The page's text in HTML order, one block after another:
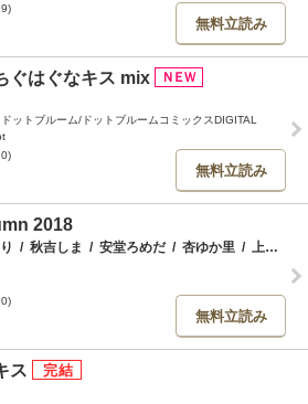
無料立読み
ぐはぐなキス mix
ットブルーム/ドットブルームコミックスDIGITAL
無料立読み
2018
/ 秋吉しま / 安堂ろめだ / 杏ゆか里 / 上原あり
無料立読み
ス